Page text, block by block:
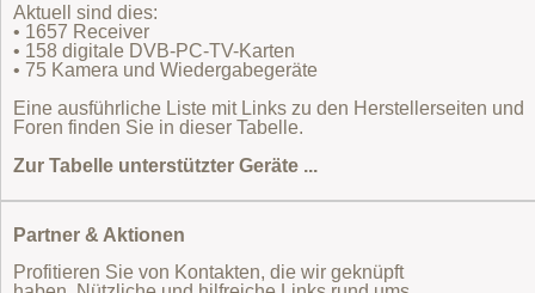
Aktuell sind dies:
• 1657 Receiver
• 158 digitale DVB-PC-TV-Karten
• 75 Kamera und Wiedergabegeräte
Eine ausführliche Liste mit Links zu den Herstellerseiten und
Foren finden Sie in dieser Tabelle.
Zur Tabelle unterstützter Geräte ...
Partner & Aktionen
Profitieren Sie von Kontakten, die wir geknüpft